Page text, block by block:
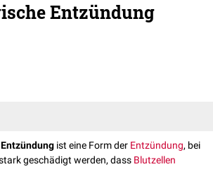
Entzündung
ist eine Form der Entzündung, bei
geschädigt werden, dass Blutzellen